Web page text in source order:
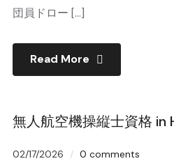
団員ドロー […]
Read More
無人航空機操縦士資格 in
02/17/2026 0 comments